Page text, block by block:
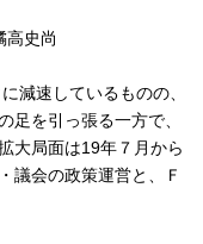
高史尚
減速しているものの、
足を引っ張る一方で、
大局面は19年７月から
議会の政策運営と、Ｆ